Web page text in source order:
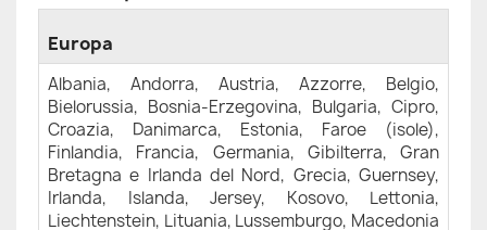
Europa
Albania, Andorra, Austria, Azzorre, Belgio,
Bielorussia, Bosnia-Erzegovina, Bulgaria, Cipro,
Croazia, Danimarca, Estonia, Faroe (isole),
Finlandia, Francia, Germania, Gibilterra, Gran
Bretagna e Irlanda del Nord, Grecia, Guernsey,
Irlanda, Islanda, Jersey, Kosovo, Lettonia,
Liechtenstein, Lituania, Lussemburgo, Macedonia